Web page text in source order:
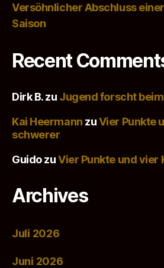
Versöhnlicher Abschluss
Saison
Recent
Dirk B.zu Jugend forscht beim
Kai Heermann zuVier Punkte
schwerer
GuidozuVier Punkte und vier
Archives
Juli 2026
Juni 2026